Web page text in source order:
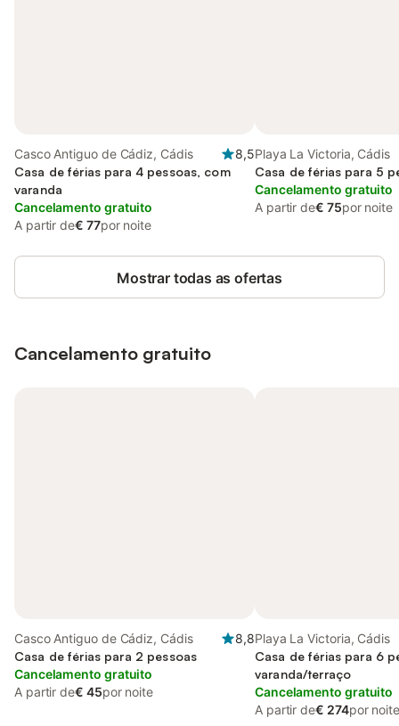
Casco Antiguo de Cádiz, Cádis
8,5
Casa de férias para 4 pessoas, com
varanda
Cancelamento gratuito
A partir de€ 77por noite
Playa La Victoria, Cádis
Casa de férias para 5
Cancelamento gratuito
A partir de€ 75por noite
Mostrar todas as ofertas
Cancelamento gratuito
Casco Antiguo de Cádiz, Cádis
8,8
Casa de férias para 2 pessoas
Cancelamento gratuito
A partir de€ 45por noite
Playa La Victoria, Cádis
Casa de férias para 6
varanda/terraço
Cancelamento gratuito
A partir de€ 274por noite